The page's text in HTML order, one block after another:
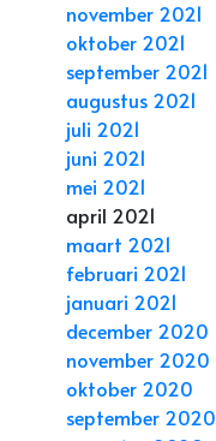
november 2021
oktober 2021
september 2021
augustus 2021
juli 2021
juni 2021
mei 2021
april 2021
maart 2021
februari 2021
januari 2021
december 2020
november 2020
oktober 2020
september 2020